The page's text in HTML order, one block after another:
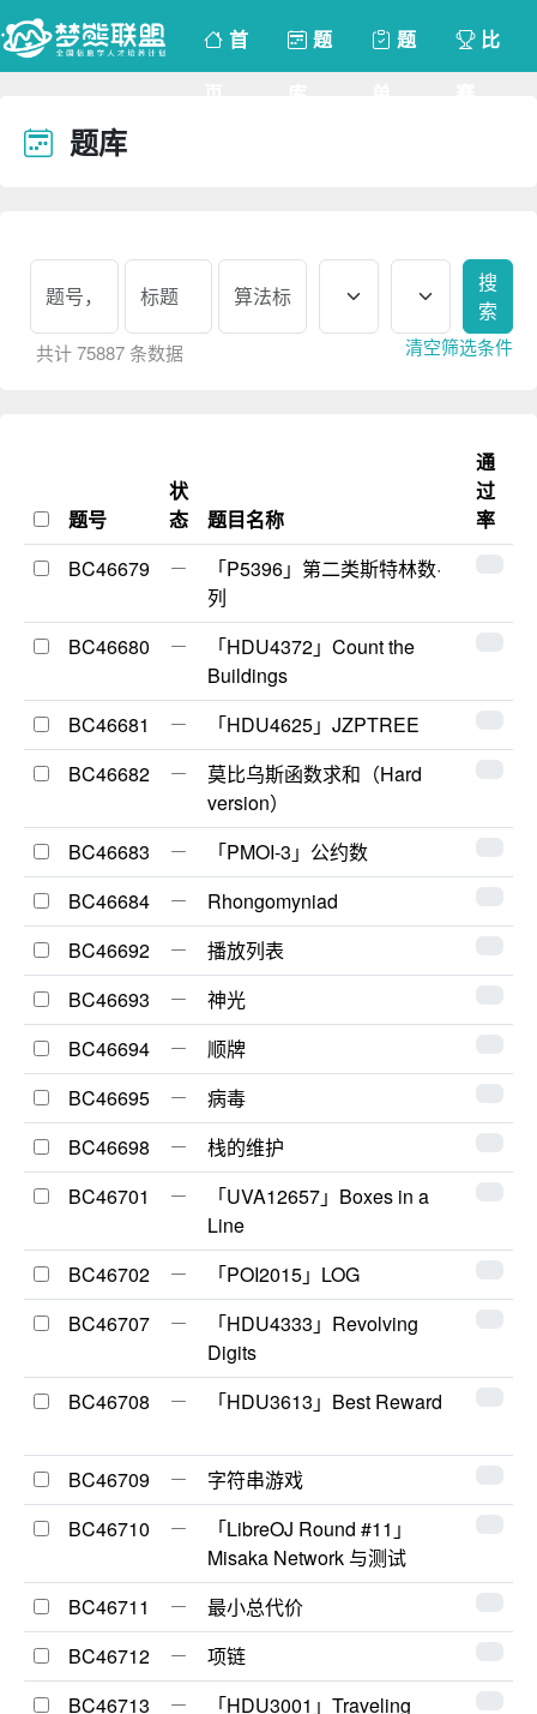
首
题
题
比
题库
搜
索
共计 75887 条数据 清空筛选条件
题号
状
态
题目名称
通
过
率
BC46679
「P5396」第二类斯特林数·
列
BC46680
「HDU4372」Count the
Buildings
BC46681
「HDU4625」JZPTREE
BC46682
莫比乌斯函数求和（Hard
version）
BC46683
「PMOI-3」公约数
BC46684
Rhongomyniad
BC46692
播放列表
BC46693
神光
BC46694
顺牌
BC46695
病毒
BC46698
栈的维护
BC46701
「UVA12657」Boxes in a
Line
BC46702
「POI2015」LOG
BC46707
「HDU4333」Revolving
Digits
BC46708
「HDU3613」Best Reward
BC46709
字符串游戏
BC46710
「LibreOJ Round #11」
Misaka Network 与测试
BC46711
最小总代价
BC46712
项链
BC46713
「HDU3001」Traveling